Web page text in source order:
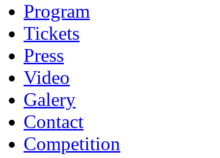
Program
Tickets
Press
Video
Galery
Contact
Competition